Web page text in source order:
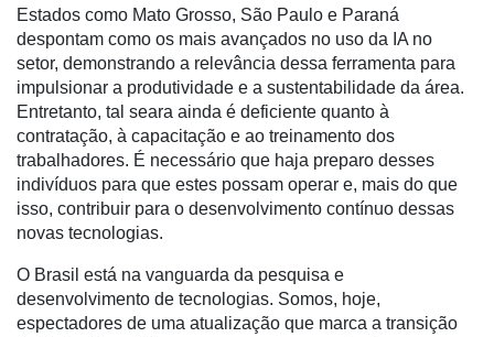
Cadeira
Artigos
Agenda
Agricultura
de
Precisão
Automação
Robótica
Conectividade
Estados como Mato Grosso, São Paulo e Paraná
despontam como os mais avançados no uso da IA no
setor, demonstrando a relevância dessa ferramenta para
impulsionar a produtividade e a sustentabilidade da área.
Entretanto, tal seara ainda é deficiente quanto à
contratação, à capacitação e ao treinamento dos
trabalhadores. É necessário que haja preparo desses
indivíduos para que estes possam operar e, mais do que
isso, contribuir para o desenvolvimento contínuo dessas
novas tecnologias.
O Brasil está na vanguarda da pesquisa e
desenvolvimento de tecnologias. Somos, hoje,
espectadores de uma atualização que marca a transição